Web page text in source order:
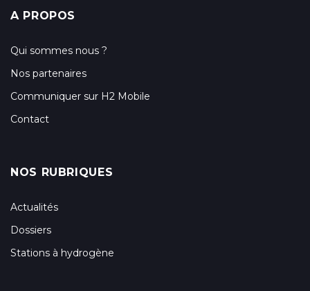
A PROPOS
Qui sommes nous ?
Nos partenaires
Communiquer sur H2 Mobile
Contact
NOS RUBRIQUES
Actualités
Dossiers
Stations à hydrogène